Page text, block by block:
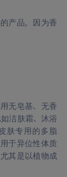
产品，因为香
无皂基、无香
洁肤霜、沐浴
肤专用的多脂
于异位性体质
其是以植物成